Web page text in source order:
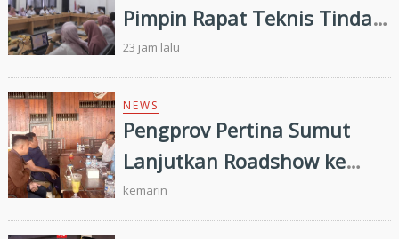
Pimpin Rapat Teknis Tindak
Lanjut Entry Meeting
Penilaian Kepatuhan
Pelayanan Publik Oleh
Ombudsman RI tahun 2026
23 jam lalu
NEWS
Pengprov Pertina Sumut
Lanjutkan Roadshow ke
Gunung Tua, Konsolidasi
Bersama Pengkab Paluta
kemarin